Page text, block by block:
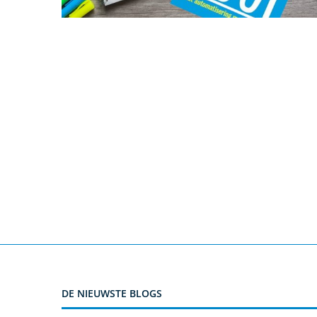
DE NIEUWSTE BLOGS